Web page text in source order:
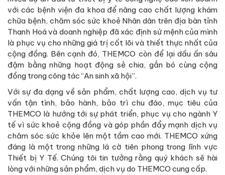
với các bệnh viện đa khoa để nâng cao chất lượng khám
chữa bệnh, chăm sóc sức khoẻ Nhân dân trên địa bàn tỉnh
Thanh Hoá và doanh nghiệp đã xác định sứ mệnh của mình
là phục vụ cho những giá trị cốt lõi và thiết thực nhất của
cộng đồng. Bên cạnh đó, THEMCO còn để lại dấu ấn sâu
đậm bằng những hoạt động sẻ chia, gắn bó cùng cộng
đồng trong công tác “An sinh xã hội”.
Với sự đa dạng về sản phẩm, chất lượng cao, dịch vụ tư
vấn tận tình, bảo hành, bảo trì chu đáo, mục tiêu của
THEMCO là hướng tới sự phát triển, phục vụ cho ngành Y
tế vì sức khoẻ cộng đồng và góp phần đẩy mạnh dịch vụ
chăm sóc sức khỏe lên một tầm cao mới. THEMCO xứng
đáng là một trong những lá cờ tiên phong trong lĩnh vực
Thiết bị Y Tế. Chúng tôi tin tưởng rằng quý khách sẽ hài
lòng với những sản phẩm, dịch vụ do THEMCO cung cấp.